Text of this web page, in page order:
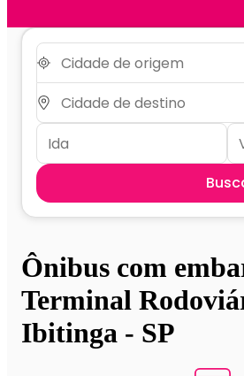
Ônibus com
Terminal
Ibitinga - SP